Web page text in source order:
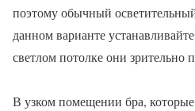
поэтому обычный
данном варианте
светлом потолке они зрительно
В узком помещении бра,